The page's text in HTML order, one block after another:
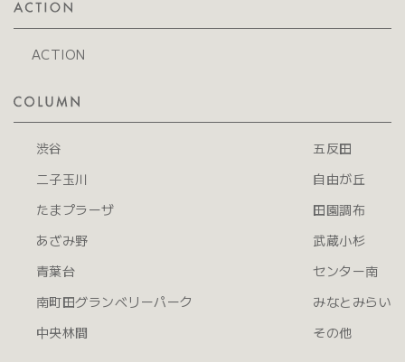
ACTION
渋谷
二子玉川
たまプラーザ
あざみ野
青葉台
南町田グランベリーパーク
中央林間
五反田
自由が丘
田園調布
武蔵小杉
センター南
みなとみらい
その他